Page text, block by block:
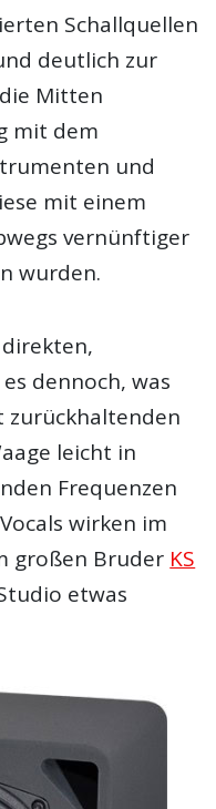
Schallquellen
deutlich zur
Mitten
mit dem
und
mit einem
vernünftiger
wurden.
dennoch, was
zurückhaltenden
leicht in
Frequenzen
wirken im
großen Bruder KS
etwas